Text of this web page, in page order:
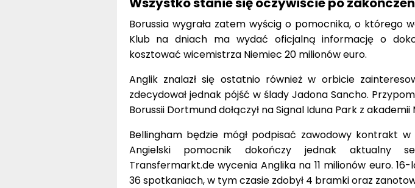
Borussia wygrała zatem wyścig o pomocnika, o którego
Klub na dniach ma wydać oficjalną informację o
kosztować wicemistrza Niemiec 20 milionów euro.
Anglik znalazł się ostatnio również w orbicie
zdecydował jednak pójść w ślady Jadona Sancho.
Borussii Dortmund dołączył na Signal Iduna Park z
Bellingham będzie mógł podpisać zawodowy kontrakt w
Angielski pomocnik dokończy jednak aktualny
Transfermarkt.de wycenia Anglika na 11 milionów euro.
36 spotkaniach, w tym czasie zdobył 4 bramki oraz